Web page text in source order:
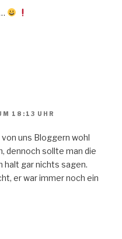
18:13 UHR
uns Bloggern wohl
dennoch sollte man die
halt gar nichts sagen.
er war immer noch ein